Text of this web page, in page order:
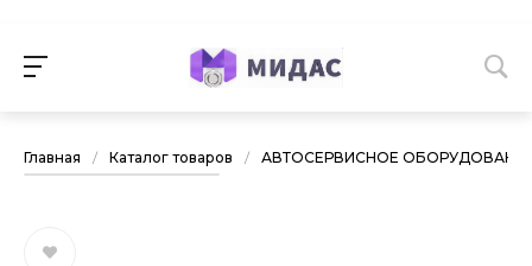
Главная / Каталог товаров / АВТОСЕРВИСНОЕ